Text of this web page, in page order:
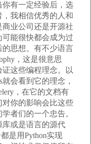
有一定经验后，选
我相信优秀的人和
业公司还是开源社
能很快都会成为过
思想。有不少语言
，这是很意思
这些编程理念。以
会看到它的理念，
，在它的文档有
你的影响会比这些
者们的一个忠告。
库或是语言的源代
是用Python实现